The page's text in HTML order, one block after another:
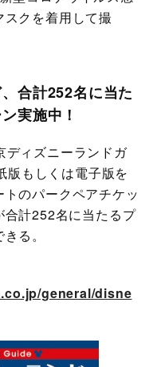
クを着用して撮
合計252名に当た
実施中！
ディズニーランドガ
版もしくは電子版を
のパークペアチケッ
合計252名に当たるプ
る。
general/disne